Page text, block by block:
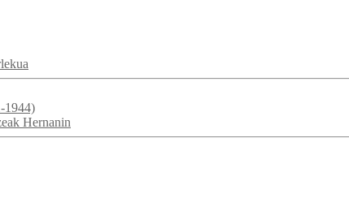
1944)
Hernanin